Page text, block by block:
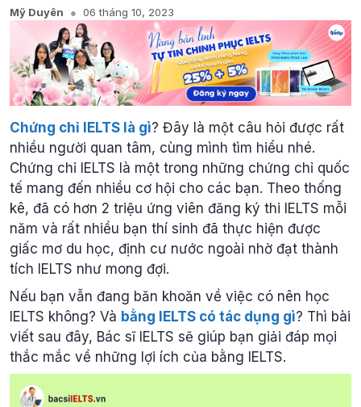
Mỹ Duyên 06 tháng 10, 2023
Chứng chỉ IELTS là gì? Đây là một câu hỏi được rất
nhiều người quan tâm, cùng mình tìm hiểu nhé.
Chứng chỉ IELTS là một trong những chứng chỉ quốc
tế mang đến nhiều cơ hội cho các bạn. Theo thống
kê, đã có hơn 2 triệu ứng viên đăng ký thi IELTS mỗi
năm và rất nhiều bạn thí sinh đã thực hiện được
giấc mơ du học, định cư nước ngoài nhờ đạt thành
tích IELTS như mong đợi.
Nếu bạn vẫn đang băn khoăn về việc có nên học
IELTS không? Và bằng IELTS có tác dụng gì? Thì bài
viết sau đây, Bác sĩ IELTS sẽ giúp bạn giải đáp mọi
thắc mắc về những lợi ích của bằng IELTS.